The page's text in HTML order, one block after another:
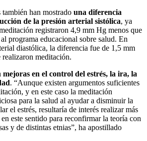
han mostrado una diferencia
de la presión arterial sistólica, ya
registraron 4,9 mm Hg menos que
programa educacional sobre salud. En
diastólica, la diferencia fue de 1,5 mm
meditación.
mejoras en el control del estrés, la ira, la
. “Aunque existen argumentos suficientes
y en este caso la meditación
para la salud al ayudar a disminuir la
el estrés, resultaría de interés realizar más
este sentido para reconfirmar la teoría con
y de distintas etnias”, ha apostillado